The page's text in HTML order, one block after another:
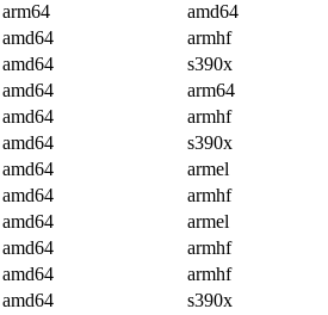
arm64
amd64
amd64
armhf
amd64
s390x
amd64
arm64
amd64
armhf
amd64
s390x
amd64
armel
amd64
armhf
amd64
armel
amd64
armhf
amd64
armhf
amd64
s390x